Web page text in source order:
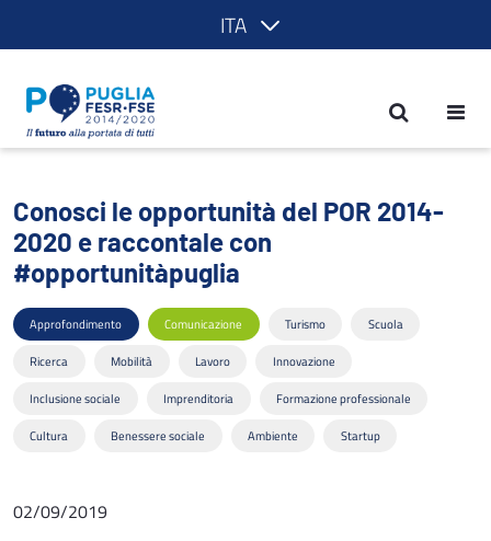
ITA
Conosci le opportunità del POR
Conosci le opportunità del POR 2014-
2020 e raccontale con
#opportunitàpuglia
Approfondimento Comunicazione Turismo Scuola
Ricerca Mobilità Lavoro Innovazione
Inclusione sociale Imprenditoria Formazione professionale
Cultura Benessere sociale Ambiente Startup
02/09/2019